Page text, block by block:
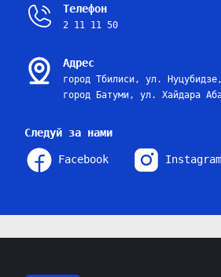
Телефон
2 11 11 50
Адрес
город Тбилиси, ул.
город Батуми, ул. Хайдара
Следуй за нами
Facebook Instagram